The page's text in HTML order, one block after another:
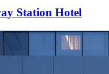
Station Hotel